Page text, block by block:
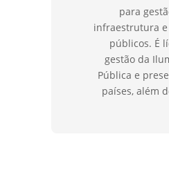
para
infraestrutura
públicos. É
gestão da
Pública e
países, além